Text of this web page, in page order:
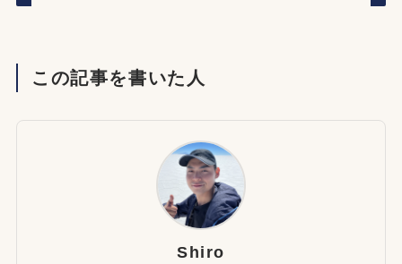
この記事を書いた人
Shiro